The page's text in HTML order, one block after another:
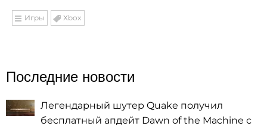
Игры Xbox
Последние новости
Легендарный шутер Quake получил
бесплатный апдейт Dawn of the Machine с